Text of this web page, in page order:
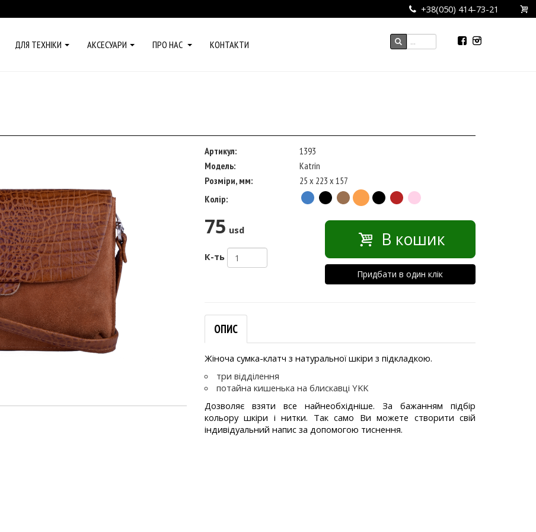
+38(050) 414-73-21
ДЛЯ ТЕХНІКИ АКСЕСУАРИ ПРО НАС КОНТАКТИ
Артикул:
1393
Модель:
Katrin
Розміри, мм:
25 x 223 x 157
Колір:
75 usd
К-ть
В кошик
Придбати в один клік
ОПИС
Жіноча сумка-клатч з натуральної шкіри з підкладкою.
три відділення
потайна кишенька на блискавці YKK
Дозволяє взяти все найнеобхідніше. За бажанням підбір
кольору шкіри і нитки. Так само Ви можете створити свій
індивідуальний напис за допомогою тиснення.